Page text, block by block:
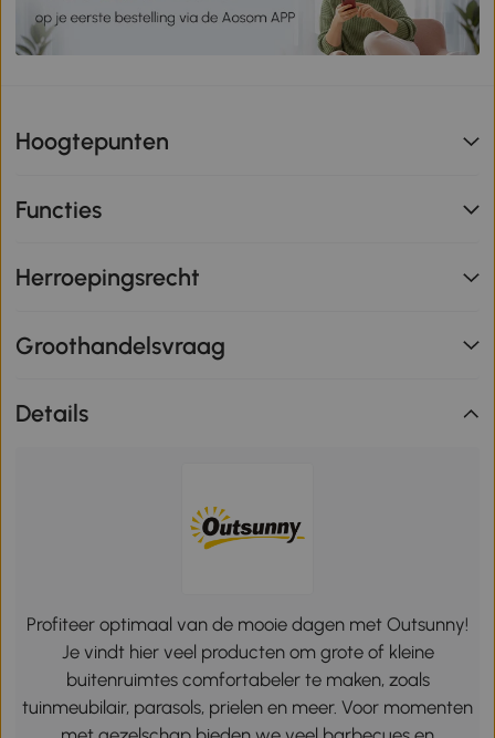
Hoogtepunten
Functies
Herroepingsrecht
Groothandelsvraag
Details
Profiteer optimaal van de mooie dagen met Outsunny!
Je vindt hier veel producten om grote of kleine
buitenruimtes comfortabeler te maken, zoals
tuinmeubilair, parasols, prielen en meer. Voor momenten